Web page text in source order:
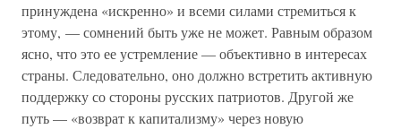
принуждена «искренно» и всеми силами стремиться к
этому, — сомнений быть уже не может. Равным образом
ясно, что это ее устремление — объективно в интересах
страны. Следовательно, оно должно встретить активную
поддержку со стороны русских патриотов. Другой же
путь — «возврат к капитализму» через новую